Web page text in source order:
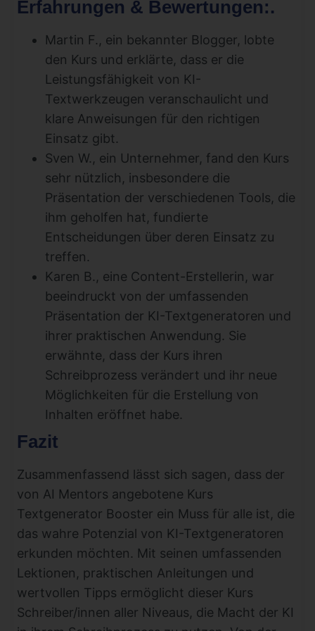
Erfahrungen & Bewertungen:.
Martin F., ein bekannter Blogger, lobte
den Kurs und erklärte, dass er die
Leistungsfähigkeit von KI-
Textwerkzeugen veranschaulicht und
klare Anweisungen für den richtigen
Einsatz gibt.
Sven W., ein Unternehmer, fand den Kurs
sehr nützlich, insbesondere die
Präsentation der verschiedenen Tools, die
ihm geholfen hat, fundierte
Entscheidungen über deren Einsatz zu
treffen.
Karen B., eine Content-Erstellerin, war
beeindruckt von der umfassenden
Präsentation der KI-Textgeneratoren und
ihrer praktischen Anwendung. Sie
erwähnte, dass der Kurs ihren
Schreibprozess verändert und ihr neue
Möglichkeiten für die Erstellung von
Inhalten eröffnet habe.
Fazit
Zusammenfassend lässt sich sagen, dass der
von AI Mentors angebotene Kurs
Textgenerator Booster ein Muss für alle ist, die
das wahre Potenzial von KI-Textgeneratoren
erkunden möchten. Mit seinen umfassenden
Lektionen, praktischen Anleitungen und
wertvollen Tipps ermöglicht dieser Kurs
Schreiber/innen aller Niveaus, die Macht der KI